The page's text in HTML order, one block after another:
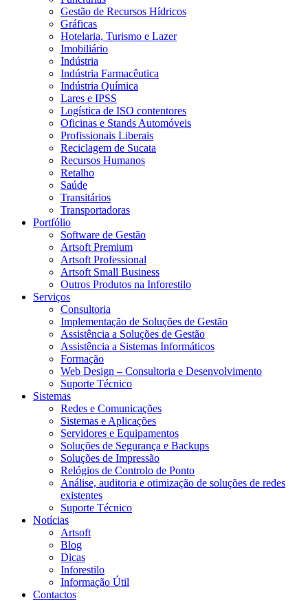
Gestão de Recursos Hídricos
Gráficas
Hotelaria, Turismo e Lazer
Imobiliário
Indústria
Indústria Farmacêutica
Indústria Química
Lares e IPSS
Logística de ISO contentores
Oficinas e Stands Automóveis
Profissionais Liberais
Reciclagem de Sucata
Recursos Humanos
Retalho
Saúde
Transitários
Transportadoras
Portfólio
Software de Gestão
Artsoft Premium
Artsoft Professional
Artsoft Small Business
Outros Produtos na Inforestilo
Serviços
Consultoria
Implementação de Soluções de Gestão
Assistência a Soluções de Gestão
Assistência a Sistemas Informáticos
Formação
Web Design – Consultoria e Desenvolvimento
Suporte Técnico
Sistemas
Redes e Comunicações
Sistemas e Aplicações
Servidores e Equipamentos
Soluções de Segurança e Backups
Soluções de Impressão
Relógios de Controlo de Ponto
Análise, auditoria e otimização de soluções de redes
existentes
Suporte Técnico
Notícias
Artsoft
Blog
Dicas
Inforestilo
Informação Útil
Contactos